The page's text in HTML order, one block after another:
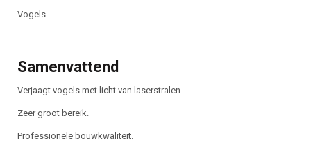
Vogels
Samenvattend
Verjaagt vogels met licht van laserstralen.
Zeer groot bereik.
Professionele bouwkwaliteit.